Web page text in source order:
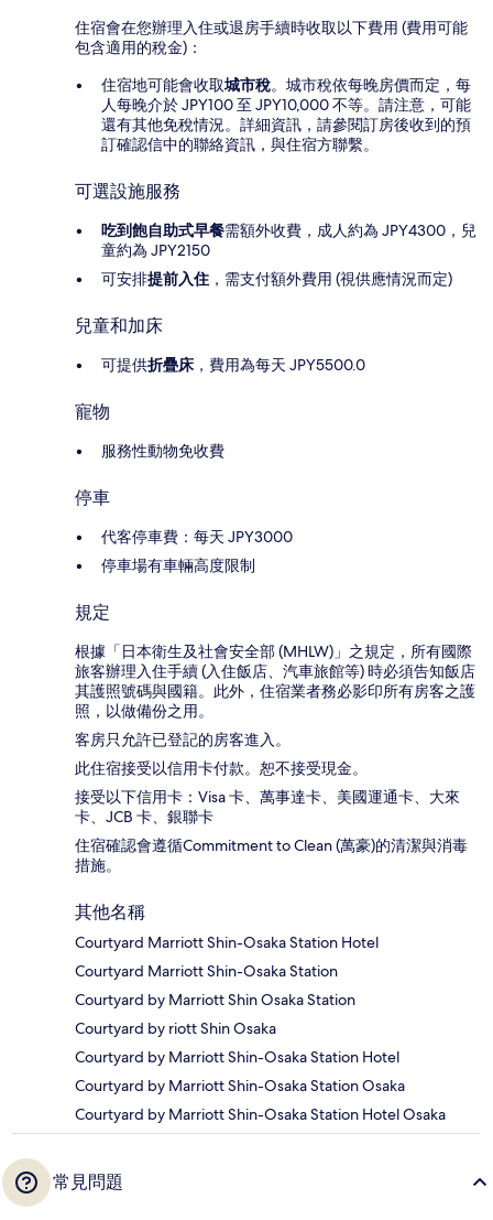
住宿會在您辦理入住或退房手續時收取以下費用 (費用可能
包含適用的稅金)：
住宿地可能會收取城市稅。城市稅依每晚房價而定，每
人每晚介於 JPY100 至 JPY10,000 不等。請注意，可能
還有其他免稅情況。詳細資訊，請參閱訂房後收到的預
訂確認信中的聯絡資訊，與住宿方聯繫。
可選設施服務
吃到飽自助式早餐需額外收費，成人約為 JPY4300，兒
童約為 JPY2150
可安排提前入住 ，需支付額外費用 (視供應情況而定)
兒童和加床
可提供折疊床 ，費用為每天 JPY5500.0
寵物
服務性動物免收費
停車
代客停車費：每天 JPY3000
停車場有車輛高度限制
規定
根據「日本衛生及社會安全部 (MHLW)」之規定，所有國際
旅客辦理入住手續 (入住飯店、汽車旅館等) 時必須告知飯店
其護照號碼與國籍。此外，住宿業者務必影印所有房客之護
照，以做備份之用。
客房只允許已登記的房客進入。
此住宿接受以信用卡付款。恕不接受現金。
接受以下信用卡：Visa 卡、萬事達卡、美國運通卡、大來
卡、JCB 卡、銀聯卡
住宿確認會遵循Commitment to Clean (萬豪)的清潔與消毒
措施。
其他名稱
Courtyard Marriott Shin-Osaka Station Hotel
Courtyard Marriott Shin-Osaka Station
Courtyard by Marriott Shin Osaka Station
Courtyard by riott Shin Osaka
Courtyard by Marriott Shin-Osaka Station Hotel
Courtyard by Marriott Shin-Osaka Station Osaka
Courtyard by Marriott Shin-Osaka Station Hotel Osaka
常見問題